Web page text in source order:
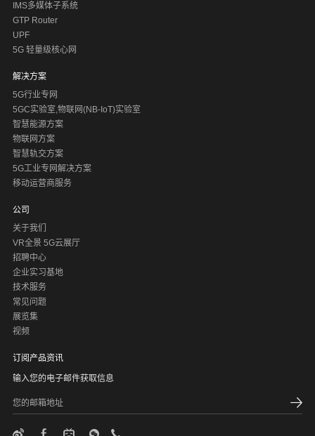
IMS多媒体子系统
GTP Router
UPF
5G 轻量级核心网
解决方案
5G行业专网
5GC实验室,物联网(NB-IoT)实验室
智慧能源方案
物联网方案
智慧轨交方案
5G工业专网解决方案
移动运营商服务
公司
关于我们
VR全景 5G云展厅
招聘中心
企业实习基地
技术服务
常见问题
展览集
视频
订阅产品资讯
输入您的电子邮件获取信息